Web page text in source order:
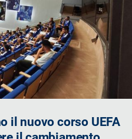
il nuovo corso UEFA